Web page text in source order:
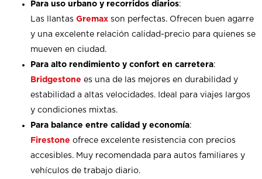
Para uso urbano y recorridos diarios:
Las llantas Gremax son perfectas. Ofrecen buen agarre
y una excelente relación calidad-precio para quienes se
mueven en ciudad.
Para alto rendimiento y confort en carretera:
Bridgestone es una de las mejores en durabilidad y
estabilidad a altas velocidades. Ideal para viajes largos
y condiciones mixtas.
Para balance entre calidad y economía:
Firestone ofrece excelente resistencia con precios
accesibles. Muy recomendada para autos familiares y
vehículos de trabajo diario.